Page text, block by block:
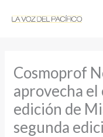
Cosmoprof
aprovecha
edición de
segunda